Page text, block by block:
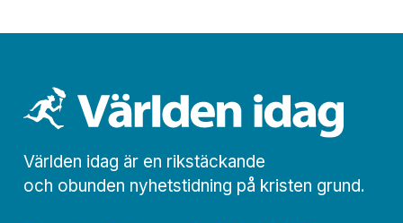
Världen idag är en rikstäckande
och obunden nyhets­­­tidning på kristen grund.